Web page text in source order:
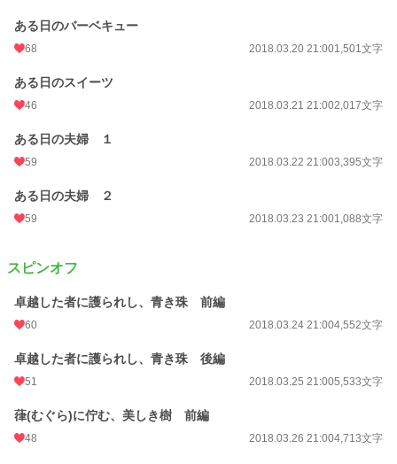
ある日のバーベキュー
68 2018.03.20 21:001,501文字
ある日のスイーツ
46 2018.03.21 21:002,017文字
ある日の夫婦 １
59 2018.03.22 21:003,395文字
ある日の夫婦 ２
59 2018.03.23 21:001,088文字
スピンオフ
卓越した者に護られし、青き珠 前編
60 2018.03.24 21:004,552文字
卓越した者に護られし、青き珠 後編
51 2018.03.25 21:005,533文字
葎(むぐら)に佇む、美しき樹 前編
48 2018.03.26 21:004,713文字